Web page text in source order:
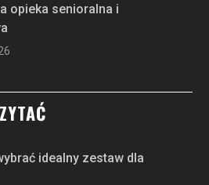
opieka senioralna i
idealny zestaw dla